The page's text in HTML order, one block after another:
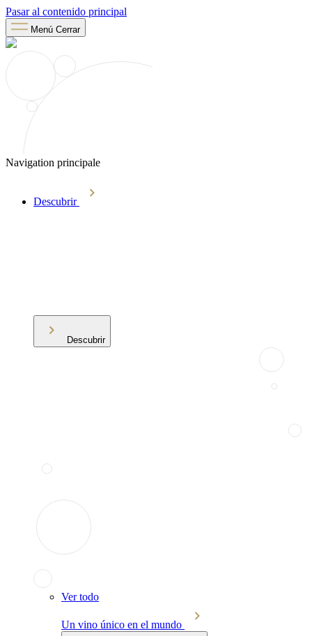
Pasar al contenido principal
Menú Cerrar
Navigation principale
Descubrir
Descubrir
Ver todo
Un vino único en el mundo